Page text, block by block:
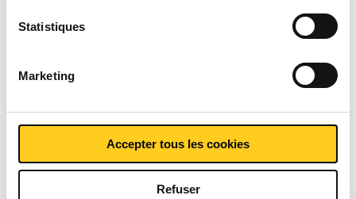
Statistiques
Marketing
Accepter tous les cookies
Refuser
DHP/R250 Sanco demi-
dur+KiwaG
Prix en euro par 0
N° d'article